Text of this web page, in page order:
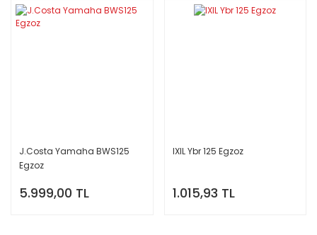
J.Costa Yamaha BWS125
Egzoz
5.999,00 TL
IXIL Ybr 125 Egzoz
1.015,93 TL